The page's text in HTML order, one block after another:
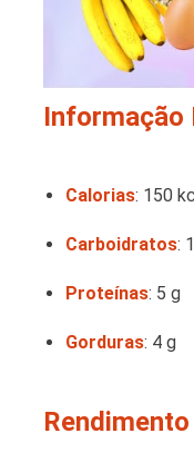
Informação
Calorias: 150
Carboidratos:
Proteínas: 5 g
Gorduras: 4 g